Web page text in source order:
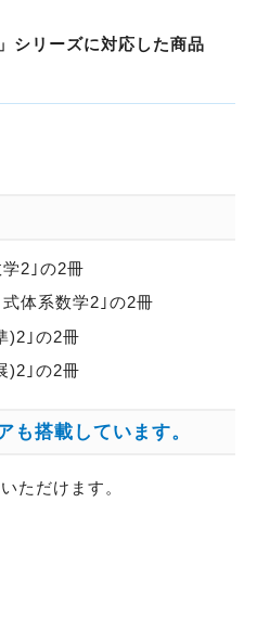
シリーズに対応した商品
2｣の2冊
体系数学2｣の2冊
)2｣の2冊
)2｣の2冊
も搭載しています。
ただけます。